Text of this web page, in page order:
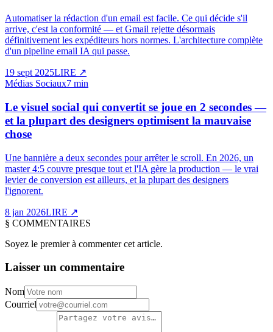
Automatiser la rédaction d'un email est facile. Ce qui décide s'il
arrive, c'est la conformité — et Gmail rejette désormais
définitivement les expéditeurs hors normes. L'architecture complète
d'un pipeline email IA qui passe.
19 sept 2025LIRE ↗
Médias Sociaux7 min
Le visuel social qui convertit se joue en 2 secondes —
et la plupart des designers optimisent la mauvaise
chose
Une bannière a deux secondes pour arrêter le scroll. En 2026, un
master 4:5 couvre presque tout et l'IA gère la production — le vrai
levier de conversion est ailleurs, et la plupart des designers
l'ignorent.
8 jan 2026LIRE ↗
§ COMMENTAIRES
Soyez le premier à commenter cet article.
Laisser un commentaire
Nom
Courriel